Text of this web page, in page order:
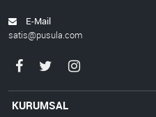
E-Mail
satis@pusula.com
KURUMSAL